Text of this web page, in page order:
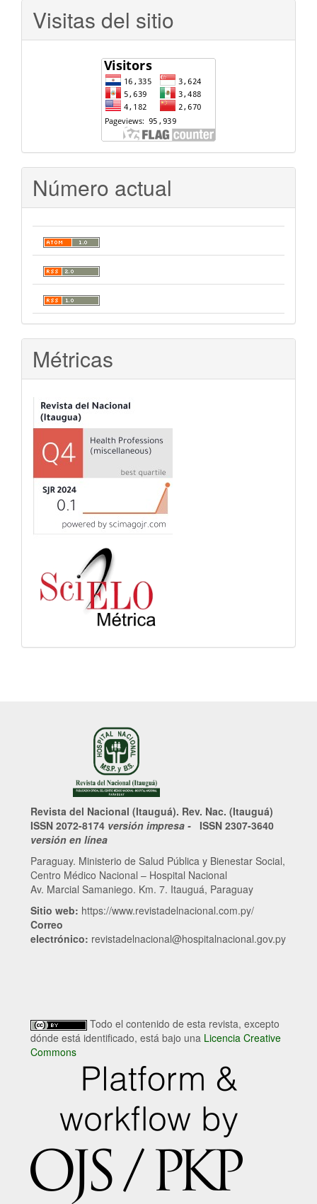
Visitas del sitio
Número actual
Métricas
Revista del Nacional (Itauguá). Rev. Nac. (Itauguá)
ISSN 2072-8174 versión impresa - ISSN 2307-3640
versión en línea
Paraguay. Ministerio de Salud Pública y Bienestar Social,
Centro Médico Nacional – Hospital Nacional
Av. Marcial Samaniego. Km. 7. Itauguá, Paraguay
Sitio web: https://www.revistadelnacional.com.py/
Correo
electrónico: revistadelnacional@hospitalnacional.gov.py
Todo el contenido de esta revista, excepto
dónde está identificado, está bajo una Licencia Creative
Commons